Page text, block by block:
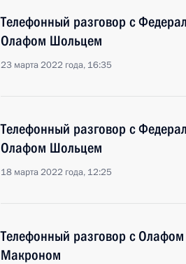
Телефонный разговор с
Олафом Шольцем
23 марта 2022 года, 16:35
Телефонный разговор с
Олафом Шольцем
18 марта 2022 года, 12:25
Телефонный разговор с
Макроном